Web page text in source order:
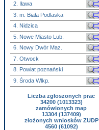
2. Iława
3. m. Biała Podlaska
4. Nidzica
5. Nowe Miasto Lub.
6. Nowy Dwór Maz.
7. Otwock
8. Powiat poznański
9. Środa Wlkp.
Liczba zgłoszonych prac
34200 (1013323)
zamówionych map
13304 (137409)
złożonych wniosków ZUDP
4560 (61092)